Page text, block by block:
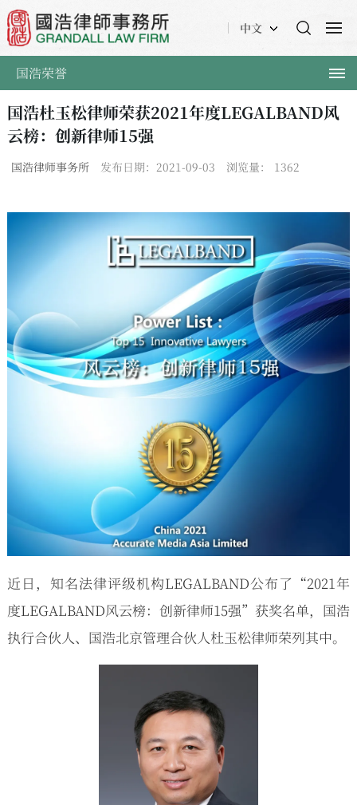
中文
国浩荣誉
国浩杜玉松律师荣获2021年度LEGALBAND风
云榜：创新律师15强
国浩律师事务所 发布日期：2021-09-03 浏览量： 1362
近日，知名法律评级机构LEGALBAND公布了“2021年
度LEGALBAND风云榜：创新律师15强”获奖名单，国浩
执行合伙人、国浩北京管理合伙人杜玉松律师荣列其中。